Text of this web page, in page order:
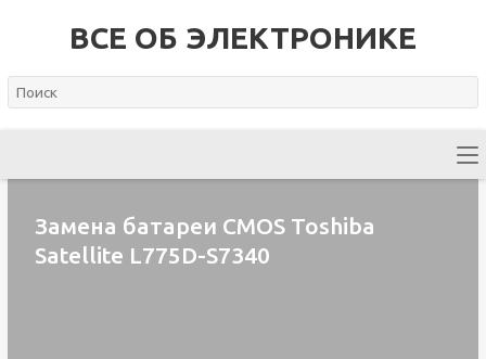
ВСЕ ОБ ЭЛЕКТРОНИКЕ
Замена батареи CMOS Toshiba
Satellite L775D-S7340